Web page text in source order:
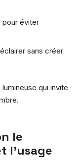
pour éviter
sans créer
qui invite
le
l’usage